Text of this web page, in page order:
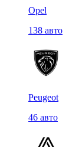
Opel
138 авто
Peugeot
46 авто